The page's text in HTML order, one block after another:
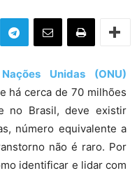
Unidas (ONU)
há cerca de 70 milhões
no Brasil, deve existir
número equivalente a
não é raro. Por
identificar e lidar com